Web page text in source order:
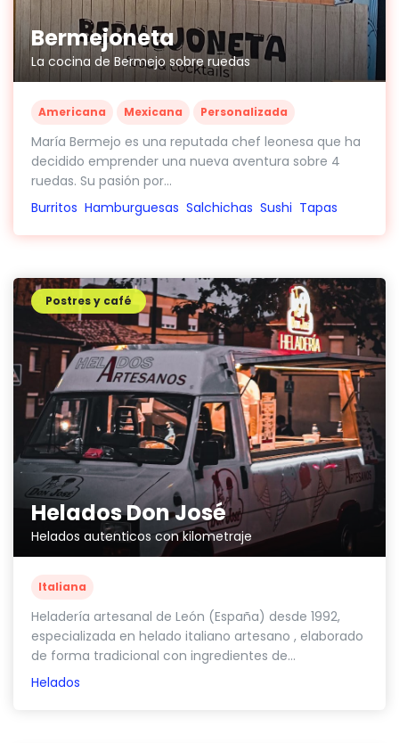
Bermejoneta
La cocina de Bermejo sobre ruedas
Americana Mexicana Personalizada
María Bermejo es una reputada chef leonesa que ha
decidido emprender una nueva aventura sobre 4
ruedas. Su pasión por...
Burritos Hamburguesas Salchichas Sushi Tapas
Helados Don José
Helados autenticos con kilometraje
Postres y café
Italiana
Heladería artesanal de León (España) desde 1992,
especializada en helado italiano artesano , elaborado
de forma tradicional con ingredientes de...
Helados